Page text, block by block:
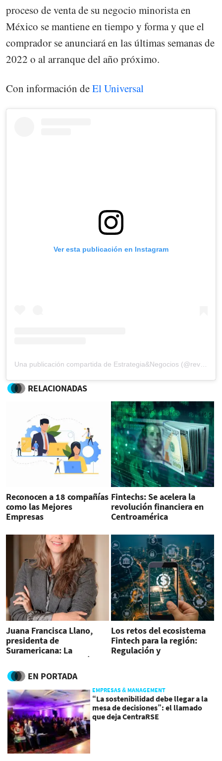
proceso de venta de su negocio minorista en
México se mantiene en tiempo y forma y que el
comprador se anunciará en las últimas semanas de
2022 o al arranque del año próximo.
Con información deEl Universal
Ver esta publicación en Instagram
RELACIONADAS
Reconocen a 18 compañías
como las Mejores
Empresas
Fintechs: Se acelera la
revolución financiera en
Centroamérica
Juana Francisca Llano,
presidenta de
Suramericana: La
pandemia nos cambió el
chip
Los retos del ecosistema
Fintech para la región:
Regulación y
EN PORTADA
EMPRESAS & MANAGEMENT
“La sostenibilidad debe llegar a la
mesa de decisiones”: el llamado
que deja CentraRSE